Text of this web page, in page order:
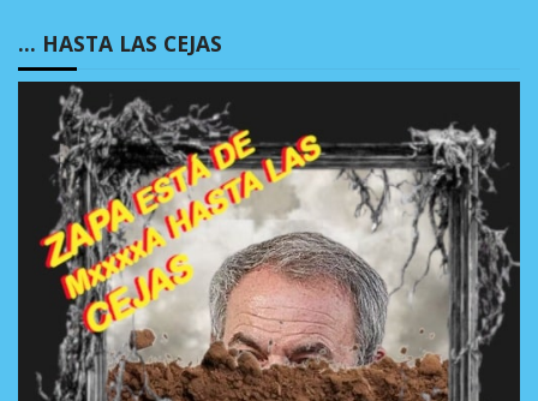
… HASTA LAS CEJAS